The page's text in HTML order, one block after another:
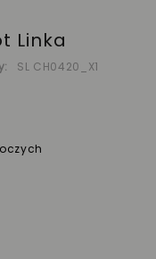
Linka
SL CH0420_X1